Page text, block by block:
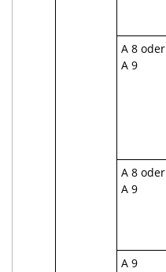
A 8 oder
A 9
A 8 oder
A 9
A 9